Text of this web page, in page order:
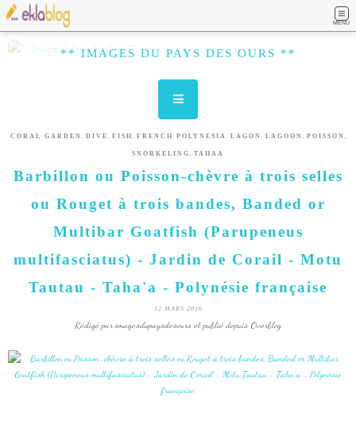
MENU
** IMAGES DU PAYS DES OURS **
CORAL GARDEN , DIVE , FISH , FRENCH POLYNESIA , LAGON , LAGOON , POISSON ,
SNORKELING , TAHAA
Barbillon ou Poisson-chèvre à trois selles
ou Rouget à trois bandes, Banded or
Multibar Goatfish (Parupeneus
multifasciatus) - Jardin de Corail - Motu
Tautau - Taha'a - Polynésie française
12 MARS 2016
Rédigé par imagesdupaysdesours et publié depuis Overblog